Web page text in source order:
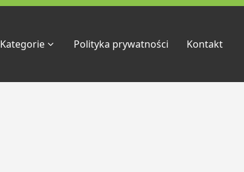
Kategorie Polityka prywatności Kontakt